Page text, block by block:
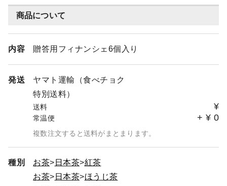
商品について
内容 贈答用フィナンシェ6個入り
発送
ヤマト運輸（食べチョク
特別送料）
送料 ¥
常温便 + ¥ 0
複数注文すると送料がまとまります。
種別 お茶 日本茶 紅茶
お茶
日本茶
ほうじ茶